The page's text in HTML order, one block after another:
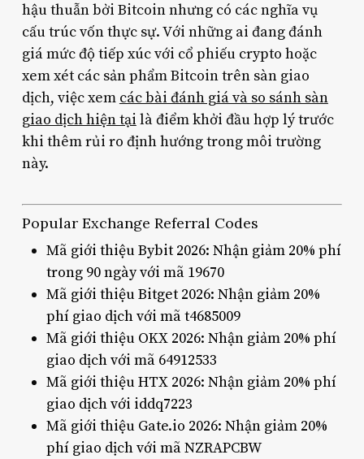
hậu thuẫn bởi Bitcoin nhưng có các nghĩa vụ
cấu trúc vốn thực sự. Với những ai đang đánh
giá mức độ tiếp xúc với cổ phiếu crypto hoặc
xem xét các sản phẩm Bitcoin trên sàn giao
dịch, việc xem các bài đánh giá và so sánh sàn
giao dịch hiện tại là điểm khởi đầu hợp lý trước
khi thêm rủi ro định hướng trong môi trường
này.
Popular Exchange Referral Codes
Mã giới thiệu Bybit 2026: Nhận giảm 20% phí
trong 90 ngày với mã 19670
Mã giới thiệu Bitget 2026: Nhận giảm 20%
phí giao dịch với mã t4685009
Mã giới thiệu OKX 2026: Nhận giảm 20% phí
giao dịch với mã 64912533
Mã giới thiệu HTX 2026: Nhận giảm 20% phí
giao dịch với iddq7223
Mã giới thiệu Gate.io 2026: Nhận giảm 20%
phí giao dịch với mã NZRAPCBW